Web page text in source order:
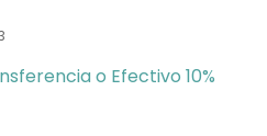
o Efectivo 10%